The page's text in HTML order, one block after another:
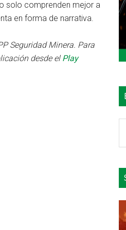
solo comprenden mejor a
en forma de narrativa.
Seguridad Minera. Para
desde elPlay